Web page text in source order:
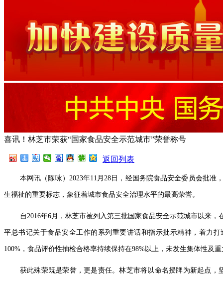
喜讯！林芝市荣获“国家食品安全示范城市”荣誉称号
返回列表
本网讯（陈咏）2023年11月28日，经国务院食品安全委员会批
生福祉的重要标志，象征着城市食品安全治理水平的最高荣誉。
自2016年6月，林芝市被列入第三批国家食品安全示范城市以来
平总书记关于食品安全工作的系列重要讲话和指示批示精神，着力
100%，食品评价性抽检合格率持续保持在98%以上，未发生集体性及
获此殊荣既是荣誉，更是责任。林芝市将以命名授牌为新起点